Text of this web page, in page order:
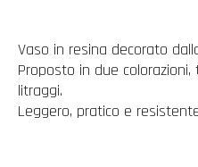
Vaso in resina decorato
Proposto in due
litraggi.
Leggero, pratico e